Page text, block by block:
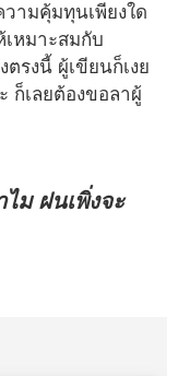
ามคุ้มทุนเพียงใด
หมาะสมกับ
รงนี้ ผู้เขียนก็เงย
เลยต้องขอลาผู้
ม ฝนเพิ่งจะ